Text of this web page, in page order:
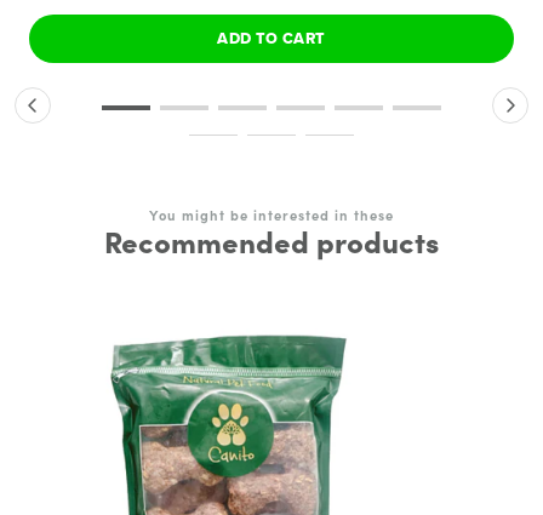
ADD TO CART
You might be interested in these
Recommended products